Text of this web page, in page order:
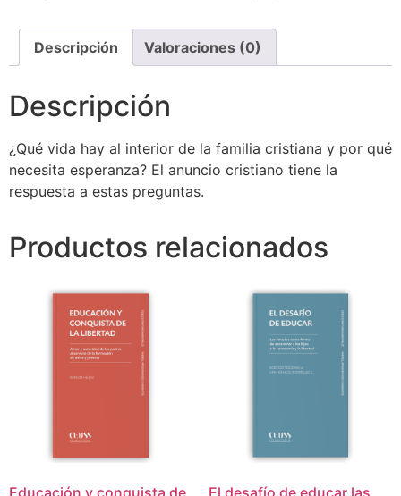
Descripción Valoraciones (0)
Descripción
¿Qué vida hay al interior de la familia cristiana y por qué
necesita esperanza? El anuncio cristiano tiene la
respuesta a estas preguntas.
Productos relacionados
Educación y conquista de
El desafío de educar las